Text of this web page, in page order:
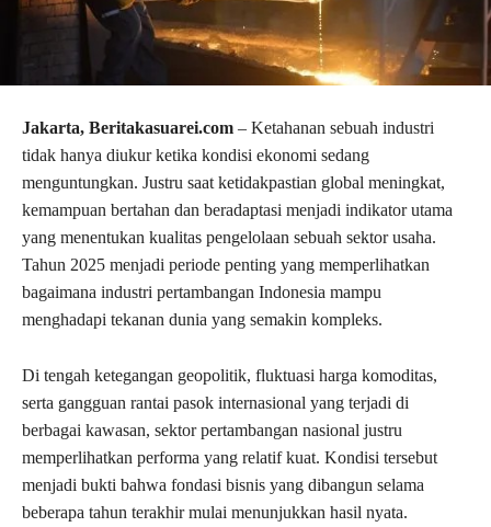
Jakarta, Beritakasuarei.com – Ketahanan sebuah industri
tidak hanya diukur ketika kondisi ekonomi sedang
menguntungkan. Justru saat ketidakpastian global meningkat,
kemampuan bertahan dan beradaptasi menjadi indikator utama
yang menentukan kualitas pengelolaan sebuah sektor usaha.
Tahun 2025 menjadi periode penting yang memperlihatkan
bagaimana industri pertambangan Indonesia mampu
menghadapi tekanan dunia yang semakin kompleks.
Di tengah ketegangan geopolitik, fluktuasi harga komoditas,
serta gangguan rantai pasok internasional yang terjadi di
berbagai kawasan, sektor pertambangan nasional justru
memperlihatkan performa yang relatif kuat. Kondisi tersebut
menjadi bukti bahwa fondasi bisnis yang dibangun selama
beberapa tahun terakhir mulai menunjukkan hasil nyata.